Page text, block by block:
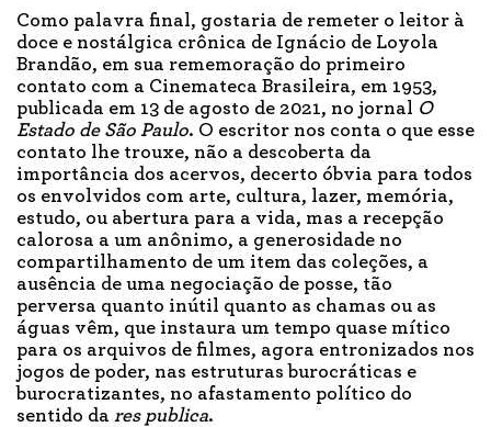
Como palavra final, gostaria de remeter o leitor à
doce e nostálgica crônica de Ignácio de Loyola
Brandão, em sua rememoração do primeiro
contato com a Cinemateca Brasileira, em 1953,
publicada em 13 de agosto de 2021, no jornal O
Estado de São Paulo. O escritor nos conta o que esse
contato lhe trouxe, não a descoberta da
importância dos acervos, decerto óbvia para todos
os envolvidos com arte, cultura, lazer, memória,
estudo, ou abertura para a vida, mas a recepção
calorosa a um anônimo, a generosidade no
compartilhamento de um item das coleções, a
ausência de uma negociação de posse, tão
perversa quanto inútil quanto as chamas ou as
águas vêm, que instaura um tempo quase mítico
para os arquivos de filmes, agora entronizados nos
jogos de poder, nas estruturas burocráticas e
burocratizantes, no afastamento político do
sentido da res publica.